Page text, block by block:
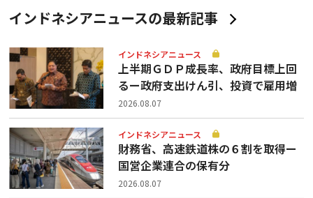
インドネシアニュースの最新記事
インドネシアニュース
上半期ＧＤＰ成長率、政府目標上回
るー政府支出けん引、投資で雇用増
2026.08.07
インドネシアニュース
財務省、高速鉄道株の６割を取得ー
国営企業連合の保有分
2026.08.07